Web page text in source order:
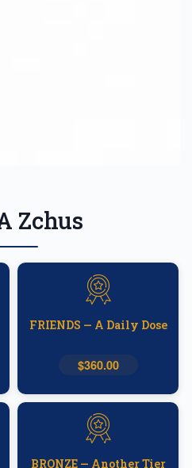
Zchus
FRIENDS — A Daily Dose
$360.00
BRONZE — Another Tier